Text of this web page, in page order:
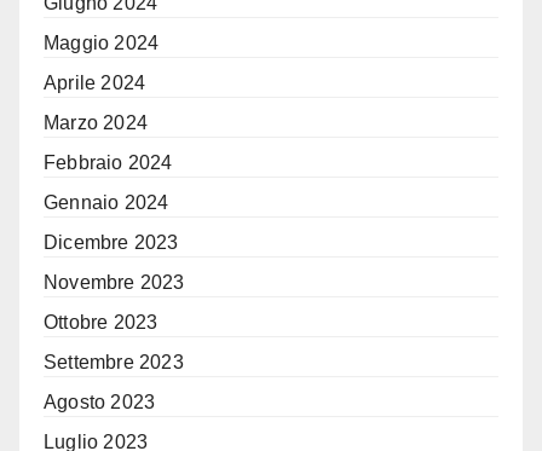
Maggio 2024
Aprile 2024
Marzo 2024
Febbraio 2024
Gennaio 2024
Dicembre 2023
Novembre 2023
Ottobre 2023
Settembre 2023
Agosto 2023
Luglio 2023